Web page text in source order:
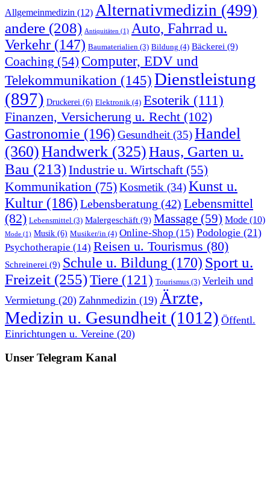
Allgemeinmedizin (12) Alternativmedizin (499)
andere (208) Antiquitäten (1) Auto, Fahrrad u.
Verkehr (147) Baumaterialien (3) Bildung (4) Bäckerei (9)
Coaching (54) Computer, EDV und
Telekommunikation (145)Dienstleistung
(897) Druckerei (6) Elektronik (4) Esoterik (111)
Finanzen, Versicherung u. Recht (102)
Gastronomie (196) Gesundheit (35)Handel
(360)Handwerk (325)Haus, Garten u.
Bau (213)Industrie u. Wirtschaft (55)
Kommunikation (75)Kosmetik (34)Kunst u.
Kultur (186) Lebensberatung (42) Lebensmittel
(82) Lebensmittel (3) Malergeschäft (9) Massage (59) Mode (10)
Mode (1) Musik (6) Musiker/in (4) Online-Shop (15) Podologie (21)
Psychotherapie (14) Reisen u. Tourismus (80)
Schreinerei (9) Schule u. Bildung (170) Sport u.
Freizeit (255)Tiere (121) Tourismus (3) Verleih und
Vermietung (20) Zahnmedizin (19) Ärzte,
Medizin u. Gesundheit (1012) Öffentl.
Einrichtungen u. Vereine (20)
Unser Telegram Kanal